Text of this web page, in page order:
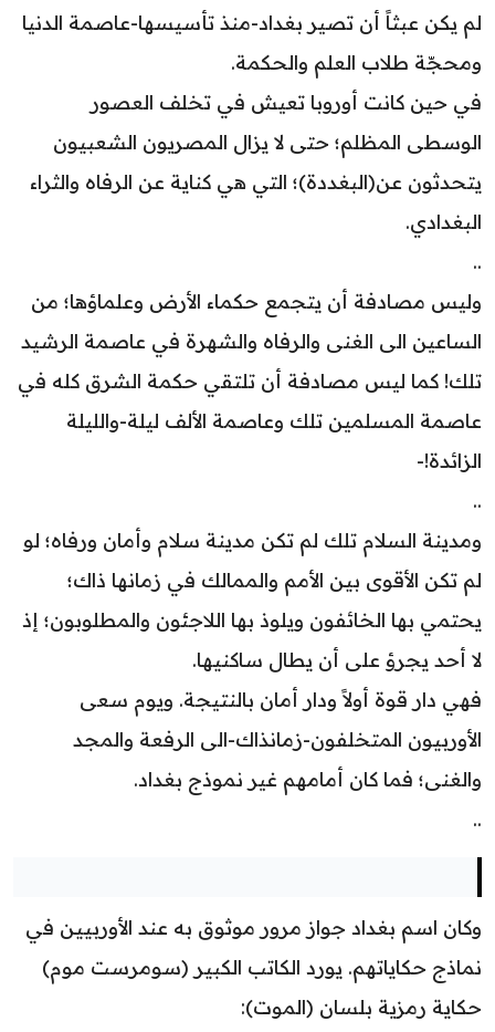
لم يكن عبثاً أن تصير بغداد-منذ تأسيسها-عاصمة الدنيا
ومحجّة طلاب العلم والحكمة.
في حين كانت أوروبا تعيش في تخلف العصور
الوسطى المظلم؛ حتى لا يزال المصريون الشعبيون
يتحدثون عن(البغددة)؛ التي هي كناية عن الرفاه والثراء
البغدادي.
..
وليس مصادفة أن يتجمع حكماء الأرض وعلماؤها؛ من
الساعين الى الغنى والرفاه والشهرة في عاصمة الرشيد
تلك! كما ليس مصادفة أن تلتقي حكمة الشرق كله في
عاصمة المسلمين تلك وعاصمة الألف ليلة-والليلة
الزائدة!-
..
ومدينة السلام تلك لم تكن مدينة سلام وأمان ورفاه؛ لو
لم تكن الأقوى بين الأمم والممالك في زمانها ذاك؛
يحتمي بها الخائفون ويلوذ بها اللاجئون والمطلوبون؛ إذ
لا أحد يجرؤ على أن يطال ساكنيها.
فهي دار قوة أولاً ودار أمان بالنتيجة. ويوم سعى
الأوربيون المتخلفون-زمانذاك-الى الرفعة والمجد
والغنى؛ فما كان أمامهم غير نموذج بغداد.
..
وكان اسم بغداد جواز مرور موثوق به عند الأوربيين في
نماذج حكاياتهم. يورد الكاتب الكبير (سومرست موم)
حكاية رمزية بلسان (الموت):